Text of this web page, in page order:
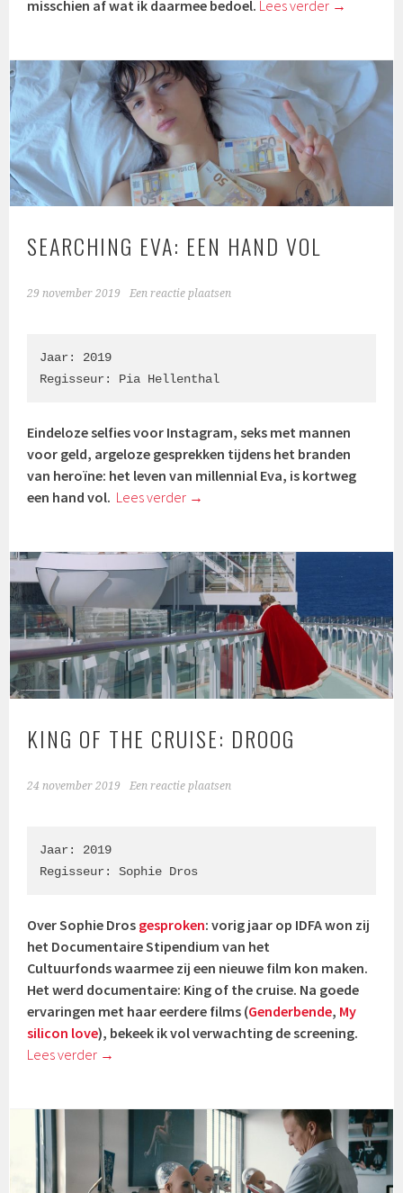
misschien af wat ik daarmee bedoel. Lees verder →
SEARCHING EVA: EEN HAND VOL
29 november 2019 Een reactie plaatsen
Jaar: 2019
Regisseur: Pia Hellenthal
Eindeloze selfies voor Instagram, seks met mannen
voor geld, argeloze gesprekken tijdens het branden
van heroïne: het leven van millennial Eva, is kortweg
een hand vol. Lees verder →
KING OF THE CRUISE: DROOG
24 november 2019 Een reactie plaatsen
Jaar: 2019
Regisseur: Sophie Dros
Over Sophie Dros gesproken: vorig jaar op IDFA won zij
het Documentaire Stipendium van het
Cultuurfonds waarmee zij een nieuwe film kon maken.
Het werd documentaire: King of the cruise. Na goede
ervaringen met haar eerdere films (Genderbende, My
silicon love), bekeek ik vol verwachting de screening.
Lees verder →